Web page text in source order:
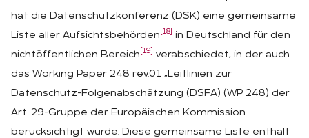
hat die Datenschutzkonferenz (DSK) eine gemeinsame
Liste aller Aufsichtsbehörden [18]
in Deutschland für den
nichtöffentlichen Bereich [19]
verabschiedet, in der auch
das Working Paper 248 rev.01 „Leitlinien zur
Datenschutz-Folgenabschätzung (DSFA) (WP 248) der
Art. 29-Gruppe der Europäischen Kommission
berücksichtigt wurde. Diese gemeinsame Liste enthält